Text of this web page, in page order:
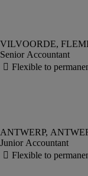
Senior Accountant
Junior Accountant